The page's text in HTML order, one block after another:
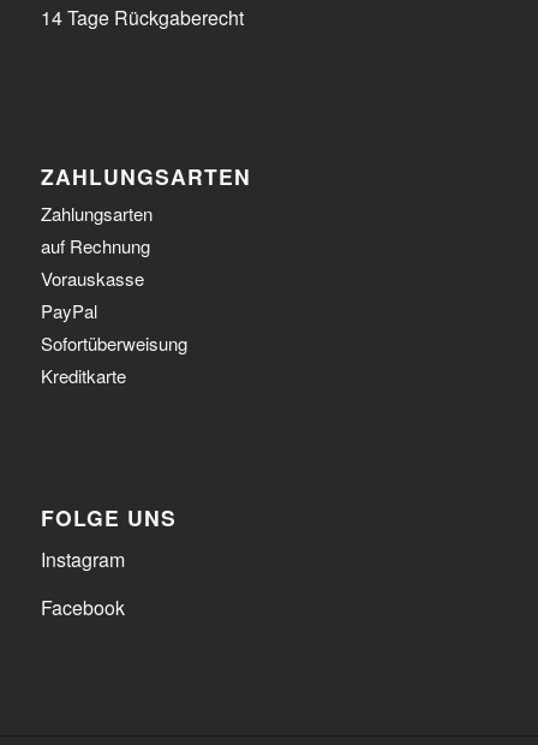
14 Tage Rückgaberecht
ZAHLUNGSARTEN
Zahlungsarten
auf Rechnung
Vorauskasse
PayPal
Sofortüberweisung
Kreditkarte
FOLGE UNS
Instagram
Facebook